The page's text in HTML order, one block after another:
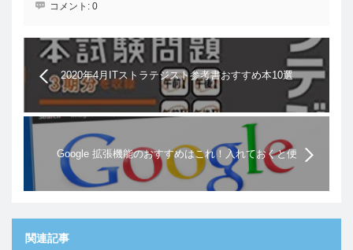
コメント: 0
2020年4月ITストラテジスト参考書おすすめ本10選
Google 拡張機能のおすすめはこれ！入れておくと便
利な8選
関連記事